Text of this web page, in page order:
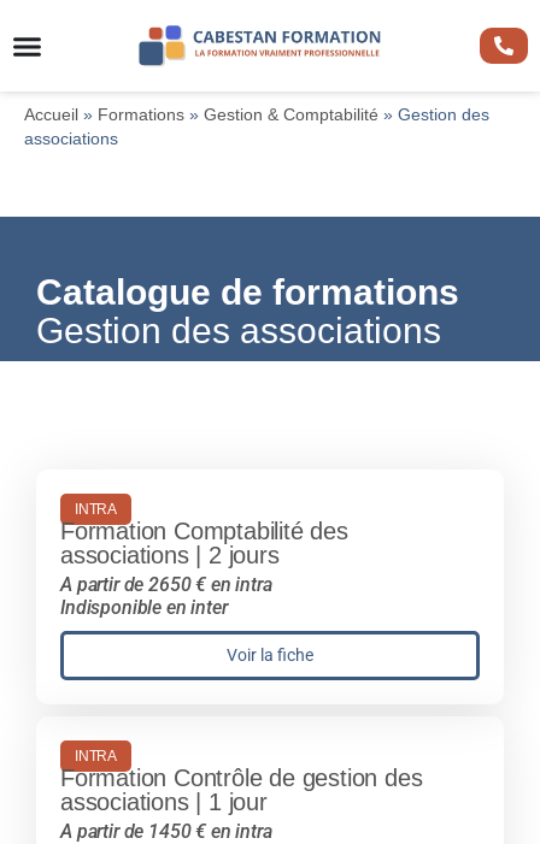
Accueil » Formations » Gestion & Comptabilité » Gestion des
associations
Gestion des associations
Catalogue de formations
INTRA
Formation Comptabilité des
associations | 2 jours
A partir de 2650 € en intra
Indisponible en inter
Voir la fiche
INTRA
Formation Contrôle de gestion des
associations | 1 jour
A partir de 1450 € en intra